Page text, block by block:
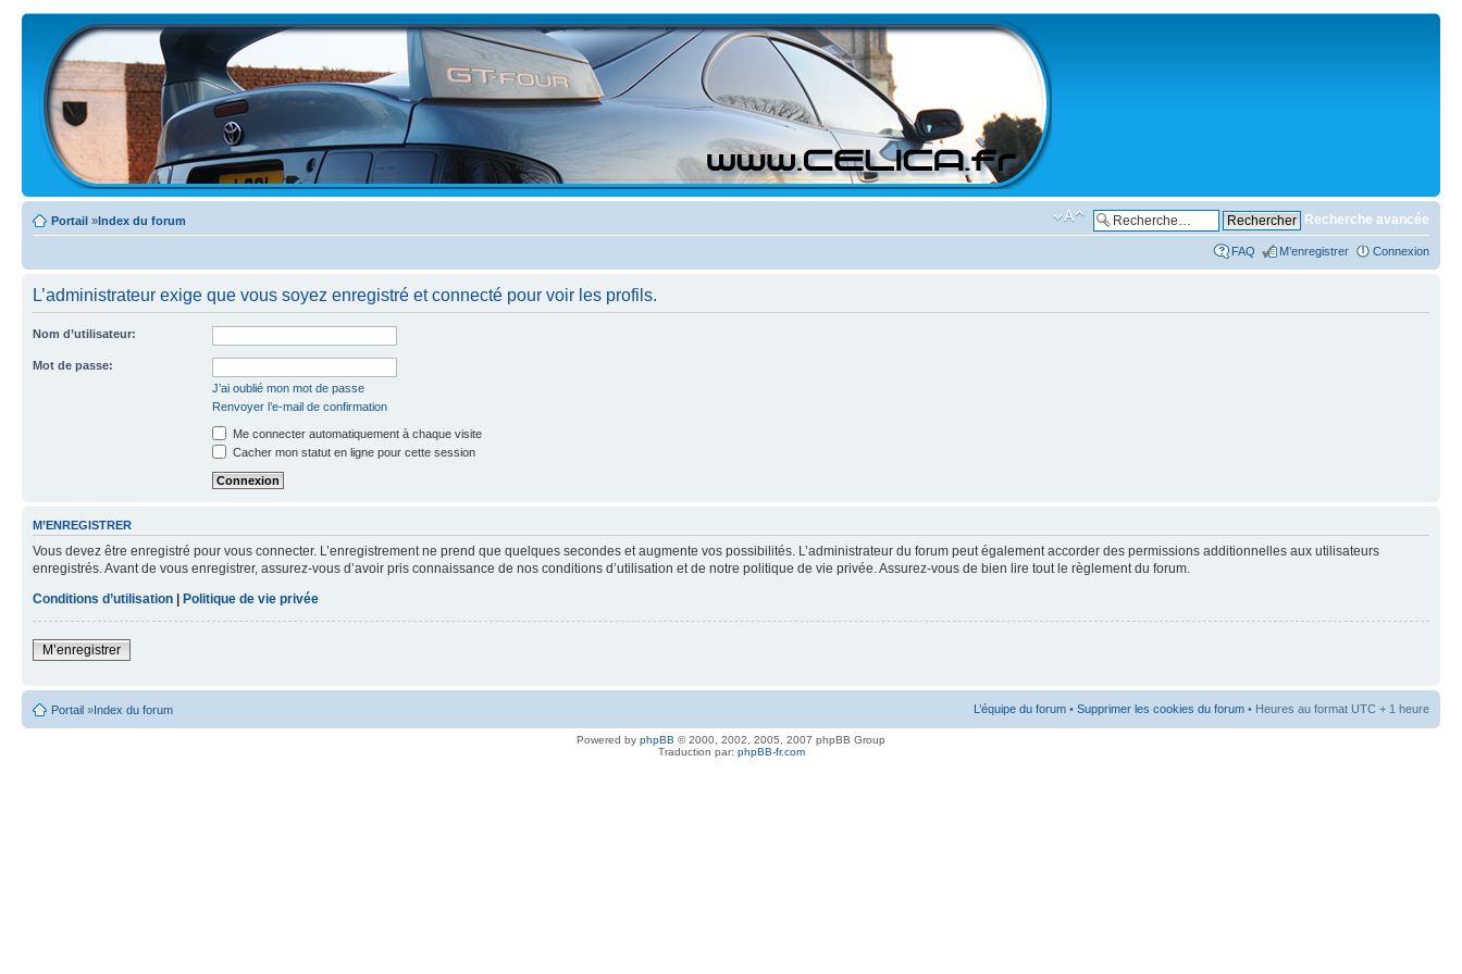
Portail »Index du forum Recherche avancée
FAQ M’enregistrer Connexion
L’administrateur exige que vous soyez enregistré et connecté pour voir les profils.
Nom d’utilisateur:
Mot de passe:
J’ai oublié mon mot de passe
Renvoyer l’e-mail de confirmation
Me connecter automatiquement à chaque visite
Cacher mon statut en ligne pour cette session
M’ENREGISTRER
Vous devez être enregistré pour vous connecter. L’enregistrement ne prend que quelques secondes et augmente vos possibilités. L’administrateur du forum peut également accorder des permissions additionnelles aux utilisateurs
enregistrés. Avant de vous enregistrer, assurez-vous d’avoir pris connaissance de nos conditions d’utilisation et de notre politique de vie privée. Assurez-vous de bien lire tout le règlement du forum.
Conditions d’utilisation | Politique de vie privée
M’enregistrer
Portail »Index du forum L’équipe du forum • Supprimer les cookies du forum • Heures au format UTC + 1 heure
Powered by phpBB © 2000, 2002, 2005, 2007 phpBB Group
Traduction par: phpBB-fr.com